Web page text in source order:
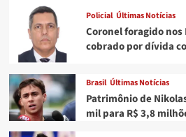
Policial Últimas Notícias
Coronel foragido nos
cobrado por dívida
Brasil Últimas Notícias
Patrimônio de
mil para R$ 3,8